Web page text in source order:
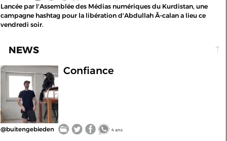
Lancée par l'Assemblée des Médias numériques du Kurdistan, une
campagne hashtag pour la libération d'Abdullah Ã–calan a lieu ce
vendredi soir.
NEWS
Confiance
@buitengebieden 4 ans